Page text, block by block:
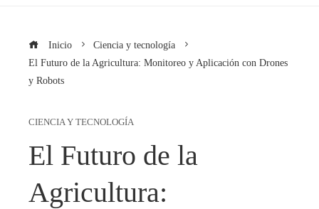
Inicio
Ciencia y tecnología
El Futuro de la Agricultura: Monitoreo y Aplicación con Drones
y Robots
CIENCIA Y TECNOLOGÍA
El Futuro de la
Agricultura: